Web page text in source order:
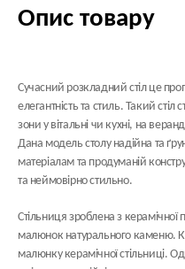
Опис товару
Сучасний розкладний стіл це
елегантність та стиль. Такий
зони у вітальні чи кухні, на
Дана модель столу надійна та
матеріалам та продуманій
та неймовірно стильно.
Стільниця зроблена з керамічної
малюнок натурального каменю.
малюнку керамічної стільниці.